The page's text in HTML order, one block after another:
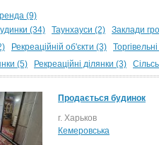
(9)
(34) Таунхауси (2) Заклади
Рекреаційній об'єкти (3)
(5)
Рекреаційні ділянки (3)
Продається будинок
г. Харьков
Кемеровська